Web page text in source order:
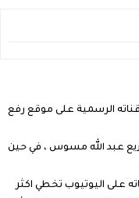
الرسمية على موقع رفع
عبد الله مسوس ، في حين
على اليوتيوب تخطي اكثر